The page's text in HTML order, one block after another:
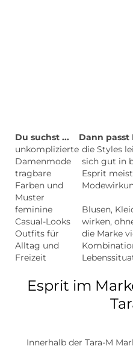
Du suchst ...
Dann passt
unkomplizierte
Damenmode
die Styles
sich gut in
tragbare
Farben und
Muster
Esprit
feminine
Casual-Looks
Blusen,
wirken,
Outfits für
Alltag und
Freizeit
die Marke
Esprit im
Innerhalb der Tara-M